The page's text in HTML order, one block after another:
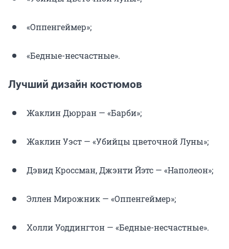
«Оппенгеймер»;
«Бедные-несчастные».
Лучший дизайн костюмов
Жаклин Дюрран — «Барби»;
Жаклин Уэст — «Убийцы цветочной Луны»;
Дэвид Кроссман, Джэнти Йэтс — «Наполеон»;
Эллен Мирожник — «Оппенгеймер»;
Холли Уоддингтон — «Бедные-несчастные».